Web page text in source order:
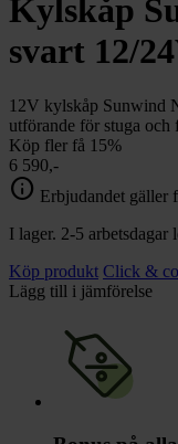
Lacanche
Reservdelar chevron_right
Kylskåp
svart 12/
12V kylskåp Sunwind
utförande för stuga och
Köp fler få 15%
6 590,-
info Erbjudandet gäller
I lager. 2-5 arbetsdagar
Köp produkt Click &
Lägg till i jämförelse